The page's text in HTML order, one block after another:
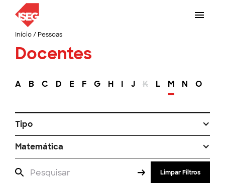
Início/ Pessoas
Docentes
A B C D E F G H I J K L M N O
Tipo
Matemática
Limpar Filtros